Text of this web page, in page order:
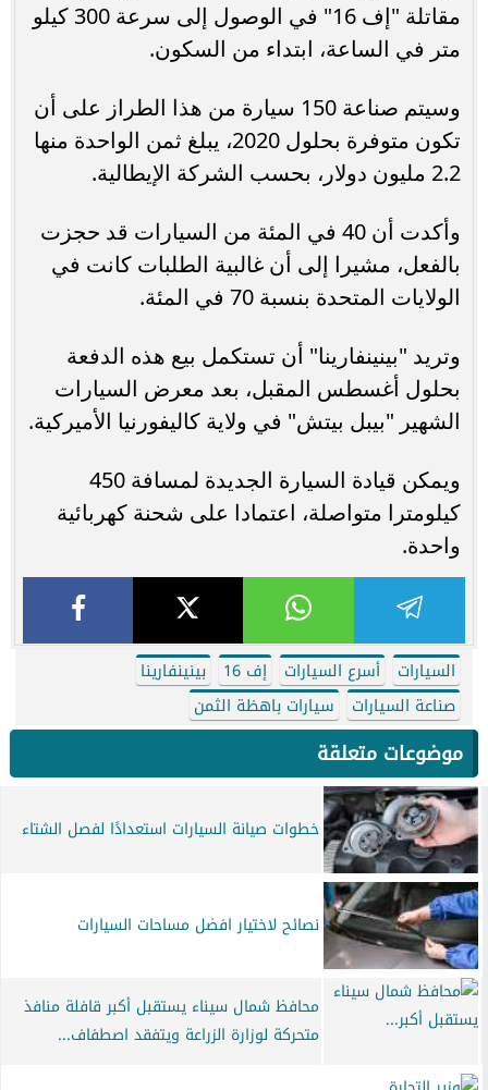
مقاتلة "إف 16" في الوصول إلى سرعة 300 كيلو
متر في الساعة، ابتداء من السكون.
وسيتم صناعة 150 سيارة من هذا الطراز على أن
تكون متوفرة بحلول 2020، يبلغ ثمن الواحدة منها
2.2 مليون دولار، بحسب الشركة الإيطالية.
وأكدت أن 40 في المئة من السيارات قد حجزت
بالفعل، مشيرا إلى أن غالبية الطلبات كانت في
الولايات المتحدة بنسبة 70 في المئة.
وتريد "بينينفارينا" أن تستكمل بيع هذه الدفعة
بحلول أغسطس المقبل، بعد معرض السيارات
الشهير "بيبل بيتش" في ولاية كاليفورنيا الأميركية.
ويمكن قيادة السيارة الجديدة لمسافة 450
كيلومترا متواصلة، اعتمادا على شحنة كهربائية
واحدة.
السيارات أسرع السيارات إف 16
بينينفارينا
صناعة السيارات
سيارات باهظة الثمن
موضوعات متعلقة
خطوات صيانة السيارات استعدادًا لفصل الشتاء
نصائح لاختيار افضل مساحات السيارات
محافظ شمال سيناء يستقبل أكبر قافلة منافذ
متحركة لوزارة الزراعة ويتفقد اصطفاف...